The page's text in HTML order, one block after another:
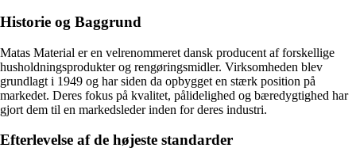
Historie og Baggrund
Matas Material er en velrenommeret dansk producent af forskellige
husholdningsprodukter og rengøringsmidler. Virksomheden blev
grundlagt i 1949 og har siden da opbygget en stærk position på
markedet. Deres fokus på kvalitet, pålidelighed og bæredygtighed har
gjort dem til en markedsleder inden for deres industri.
Efterlevelse af de højeste standarder